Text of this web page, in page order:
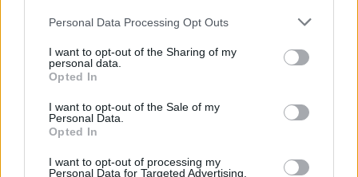
Please note that this website/app uses one or more Google
not limited to your visit or usage behaviour. You may click to
grant or deny consent to Google and its third-party tags to
use your data for below specified purposes in below Google
consent section.
Personal Data Processing Opt Outs
I want to opt-out of the Sharing of my
personal data.
Opted In
I want to opt-out of the Sale of my
Personal Data.
Opted In
I want to opt-out of processing my
Personal Data for Targeted Advertising.
Sárga izzadságfoltok a
házi szer, ami csodát tesz
10 nyári ombre köröm, ha
manikűrt